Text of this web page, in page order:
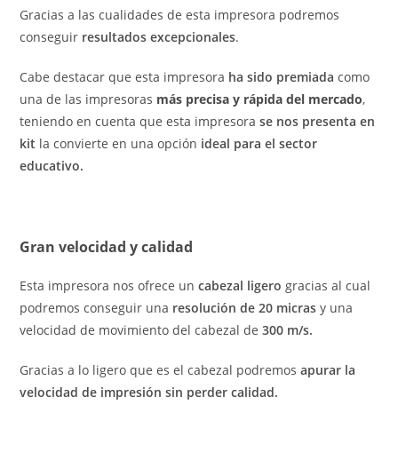
Gracias a las cualidades de esta impresora podremos
conseguir resultados excepcionales.
Cabe destacar que esta impresora ha sido premiada como
una de las impresoras más precisa y rápida del mercado,
teniendo en cuenta que esta impresorase nos presenta en
kit la convierte en una opción ideal para el sector
educativo.
Gran velocidad y calidad
Esta impresora nos ofrece un cabezal ligero gracias al cual
podremos conseguir una resolución de 20 micras y una
velocidad de movimiento del cabezal de 300 m/s.
Gracias a lo ligero que es el cabezal podremosapurar la
velocidad de impresión sin perder calidad.